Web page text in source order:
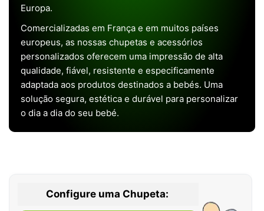
Europa.
Comercializadas em França e em muitos países
europeus, as nossas chupetas e acessórios
personalizados oferecem uma impressão de alta
qualidade, fiável, resistente e especificamente
adaptada aos produtos destinados a bebés. Uma
solução segura, estética e durável para personalizar
o dia a dia do seu bebé.
Configure uma Chupeta: